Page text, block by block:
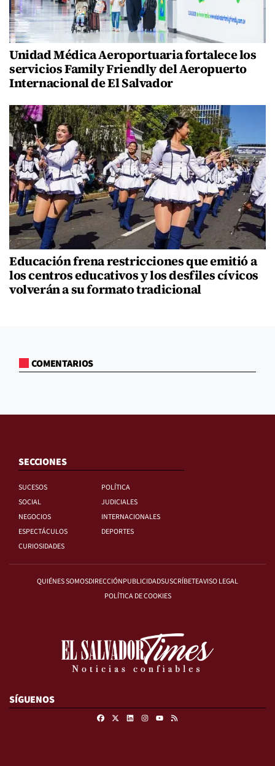
Unidad Médica Aeroportuaria fortalece los
servicios Family Friendly del Aeropuerto
Internacional de El Salvador
Educación frena restricciones que emitió a
los centros educativos y los desfiles cívicos
volverán a su formato tradicional
COMENTARIOS
SECCIONES
SUCESOS
POLÍTICA
SOCIAL
JUDICIALES
NEGOCIOS
INTERNACIONALES
ESPECTÁCULOS
DEPORTES
CURIOSIDADES
QUIÉNES SOMOSDIRECCIÓNPUBLICIDADSUSCRÍBETEAVISO LEGAL
POLÍTICA DE COOKIES
SÍGUENOS
FacebookLinkedinInstagram